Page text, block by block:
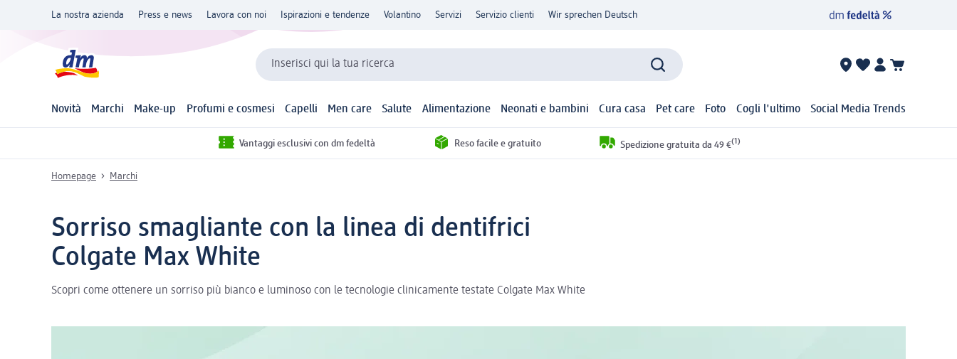
La nostra azienda Press e news Lavora con noi Ispirazioni e tendenze Volantino Servizi Servizio clienti Wir sprechen Deutsch
Inserisci qui la tua ricerca
Novità Marchi Make-up Profumi e cosmesi Capelli Men care Salute Alimentazione Neonati e bambini Cura casa Pet care Foto Cogli l'ultimo Social Media Trends
Vantaggi esclusivi con dm fedeltà Reso facile e gratuito Spedizione gratuita da 49 €(1)
Homepage Marchi
Sorriso smagliante con la linea di dentifrici
Colgate Max White
Scopri come ottenere un sorriso più bianco e luminoso con le tecnologie clinicamente testate Colgate Max White